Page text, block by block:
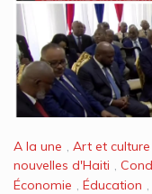
A la une , Art et culture
nouvelles d'Haiti ,
Économie , Éducation ,